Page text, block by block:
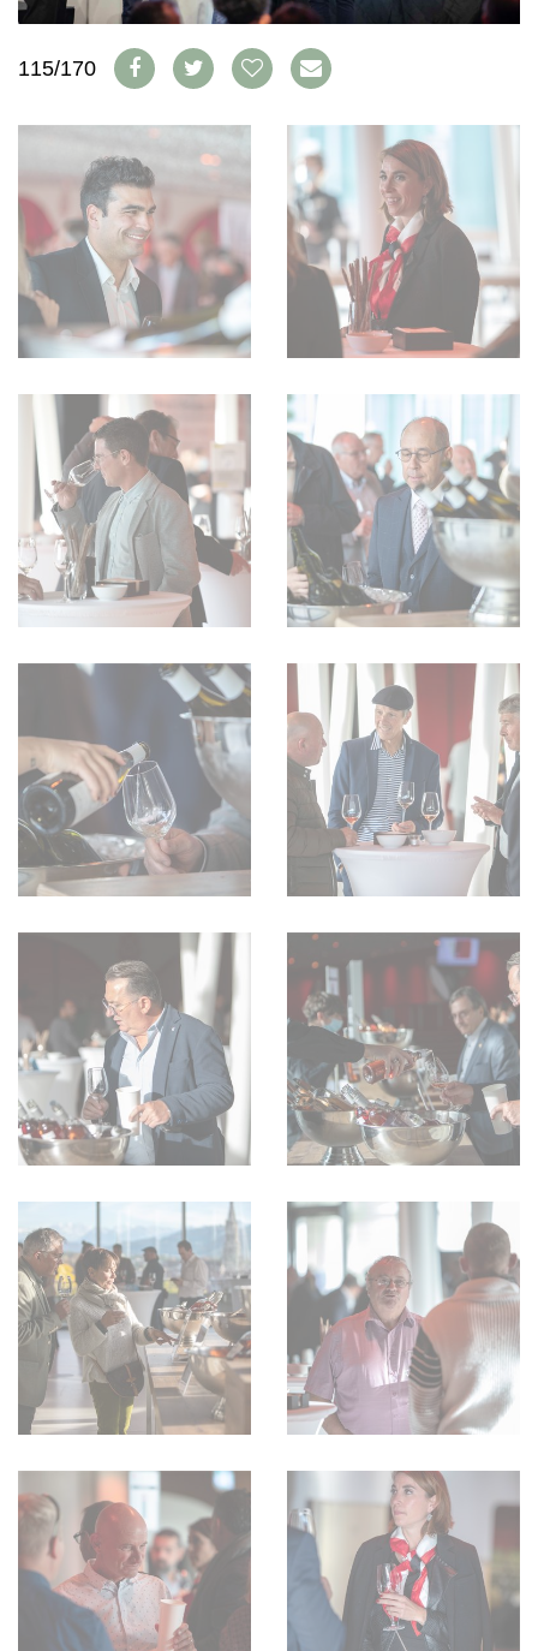
ABO
AUSGABE
ARCHIV
BÜCHER
WEINSZENE
VINOPHILES
ANMELDEN
GEWINNSPIELE
VORTEILSWELT
TRINKREIFETABELLE
ABO
WEINSUCHE
NEWSLETTER
WINE TRADE CLUB
REDAKTION
PRESSE
IMPRESSUM
AGB & DATENSCHUTZ
FAQ
115/170